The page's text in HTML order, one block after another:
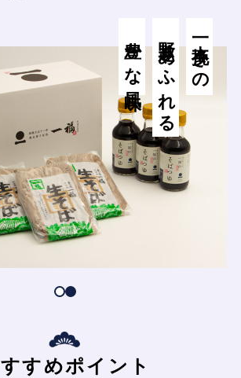
一本挽きの
野趣あふれる
豊かな風味
すめポイント